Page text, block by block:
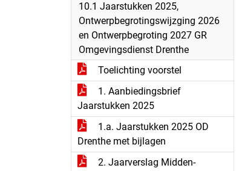
10.1 Jaarstukken 2025,
Ontwerpbegrotingswijzging 2026
en Ontwerpbegroting 2027 GR
Omgevingsdienst Drenthe
Toelichting voorstel
1. Aanbiedingsbrief
Jaarstukken 2025
1.a. Jaarstukken 2025 OD
Drenthe met bijlagen
2. Jaarverslag Midden-